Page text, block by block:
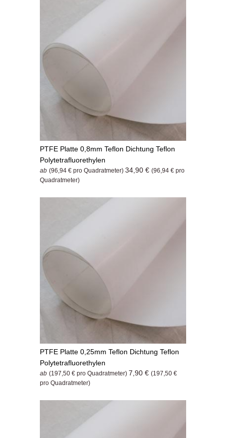
PTFE Platte 0,8mm Teflon Dichtung Teflon
Polytetrafluorethylen
ab (96,94 € pro Quadratmeter) 34,90 € (96,94 € pro
Quadratmeter)
PTFE Platte 0,25mm Teflon Dichtung Teflon
Polytetrafluorethylen
ab (197,50 € pro Quadratmeter) 7,90 € (197,50 €
pro Quadratmeter)